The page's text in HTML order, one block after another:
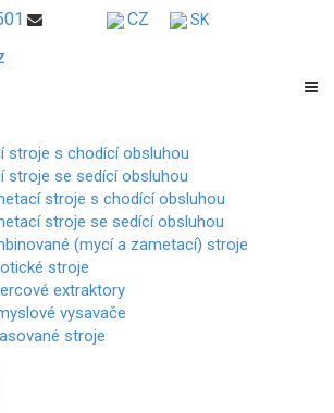
CZ SK
stroje s chodící obsluhou
stroje se sedící obsluhou
stroje s chodící obsluhou
stroje se sedící obsluhou
(mycí a zametací) stroje
stroje
extraktory
vysavače
stroje